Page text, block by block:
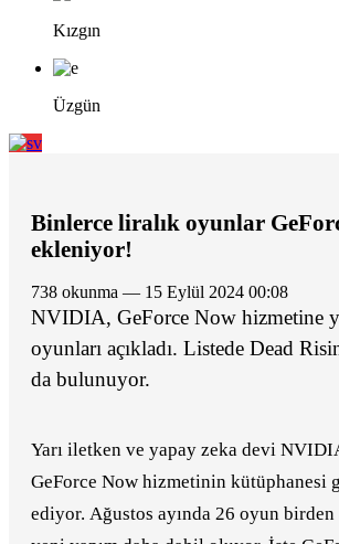
Kızgın
Üzgün
Binlerce liralık oyunlar
ekleniyor!
738 okunma — 15 Eylül 2024 00:08
NVIDIA, GeForce Now hizmetine
oyunları açıkladı. Listede Dead
da bulunuyor.
Yarı iletken ve yapay zeka devi
GeForce Now hizmetinin kütüphanesi
ediyor. Ağustos ayında 26 oyun birden